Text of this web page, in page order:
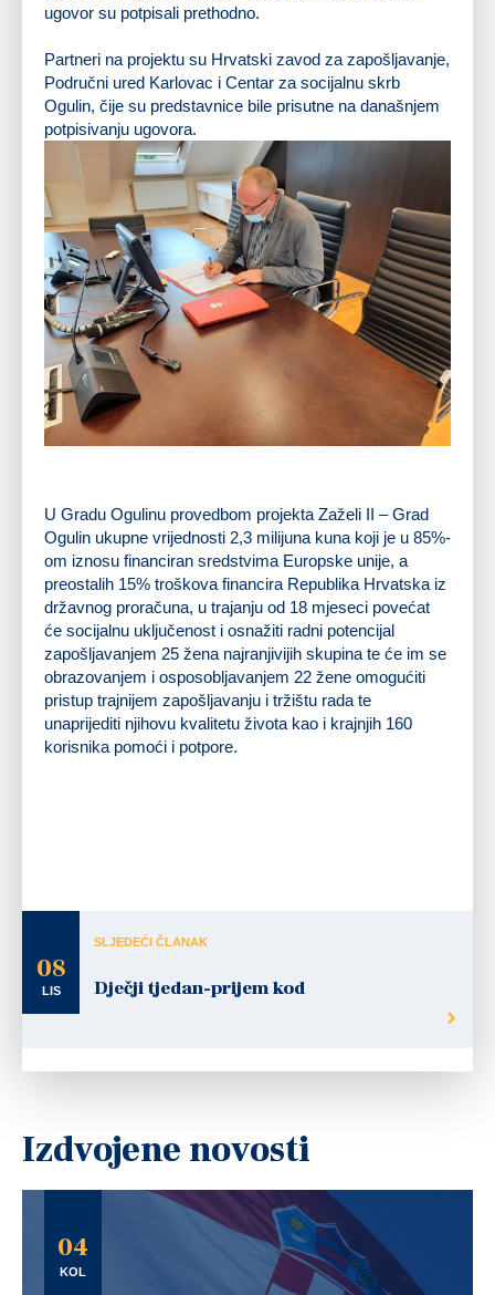
ugovor su potpisali prethodno.
Partneri na projektu su Hrvatski zavod za zapošljavanje,
Područni ured Karlovac i Centar za socijalnu skrb
Ogulin, čije su predstavnice bile prisutne na današnjem
potpisivanju ugovora.
U Gradu Ogulinu provedbom projekta Zaželi II – Grad
Ogulin ukupne vrijednosti 2,3 milijuna kuna koji je u 85%-
om iznosu financiran sredstvima Europske unije, a
preostalih 15% troškova financira Republika Hrvatska iz
državnog proračuna, u trajanju od 18 mjeseci povećat
će socijalnu uključenost i osnažiti radni potencijal
zapošljavanjem 25 žena najranjivijih skupina te će im se
obrazovanjem i osposobljavanjem 22 žene omogućiti
pristup trajnijem zapošljavanju i tržištu rada te
unaprijediti njihovu kvalitetu života kao i krajnjih 160
korisnika pomoći i potpore.
08
LIS
SLJEDEĆI ČLANAK
Dječji tjedan-prijem kod
Izdvojene novosti
04
KOL